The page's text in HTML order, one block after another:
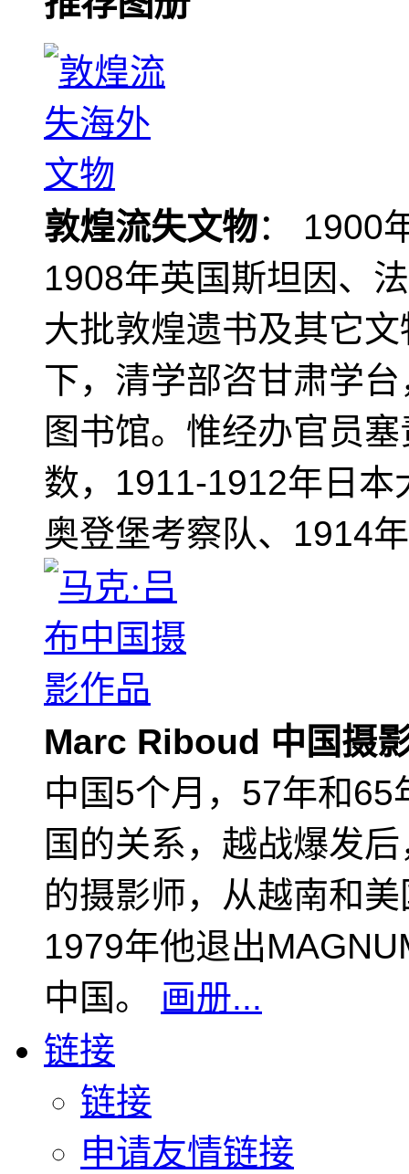
敦煌流失文物： 1900
1908年英国斯坦因、
大批敦煌遗书及其它
下，清学部咨甘肃学
图书馆。惟经办官员
数，1911-1912年日
奥登堡考察队、1914
Marc Riboud 中国摄
中国5个月，57年和
国的关系，越战爆发
的摄影师，从越南和
1979年他退出
中国。 画册...
链接
链接
申请友情链接